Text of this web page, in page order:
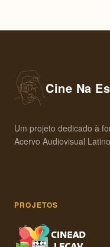
Cine Na
Um projeto dedicado à
Acervo Audiovisual
PROJETOS